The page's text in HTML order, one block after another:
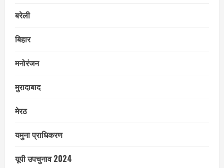
बरेली
बिहार
मनोरंजन
मुरादाबाद
मेरठ
यमुना प्राधिकरण
यूपी उपचुनाव 2024